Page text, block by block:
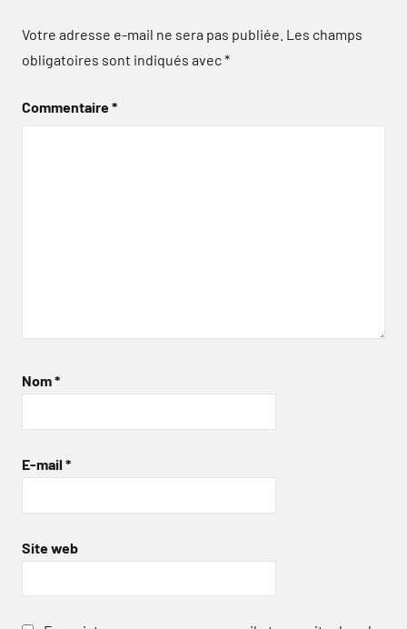
Votre adresse e-mail ne sera pas publiée. Les champs
obligatoires sont indiqués avec*
Commentaire*
Nom*
E-mail *
Site web